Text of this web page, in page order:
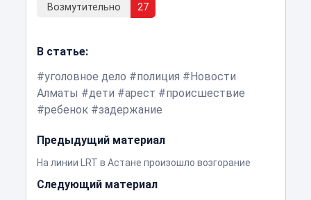
Возмутительно 27
В статье:
уголовное дело
полиция
Новости
Алматы
дети арест
происшествие
ребенок
задержание
Предыдущий материал
На линии LRT в Астане произошло возгорание
Следующий материал